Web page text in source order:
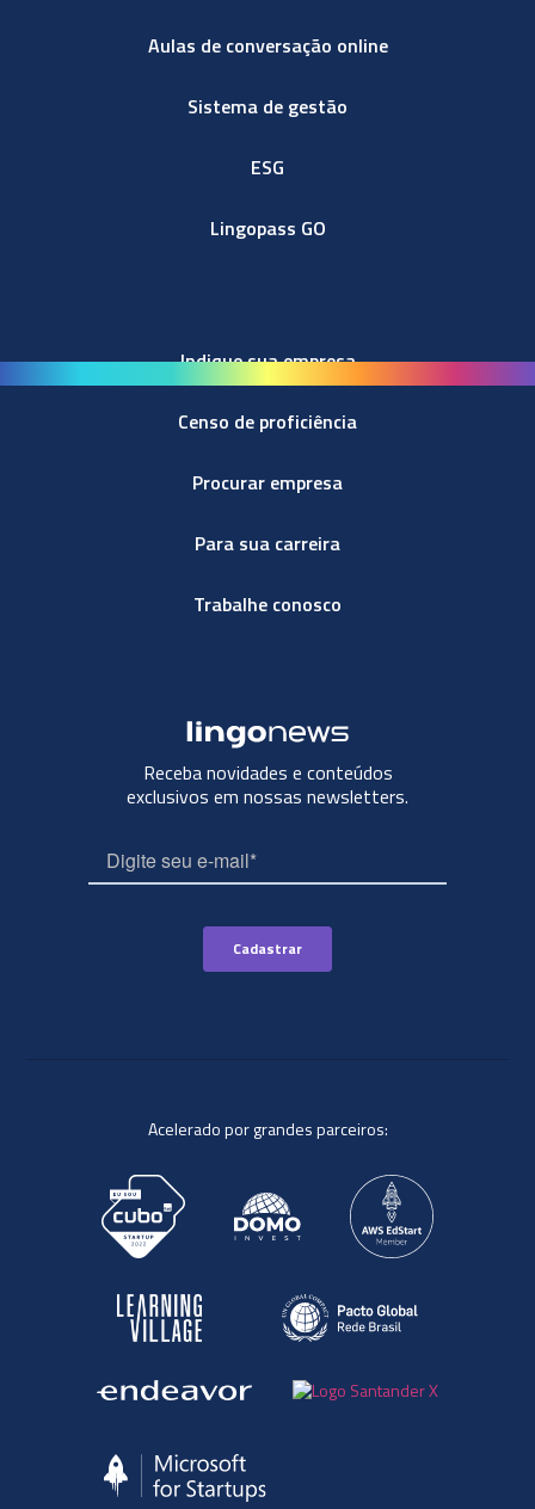
Aulas de conversação online
Sistema de gestão
ESG
Lingopass GO
Indique sua empresa
Censo de proficiência
Procurar empresa
Para sua carreira
Trabalhe conosco
Receba novidades e conteúdos
exclusivos em nossas newsletters.
Acelerado por grandes parceiros: